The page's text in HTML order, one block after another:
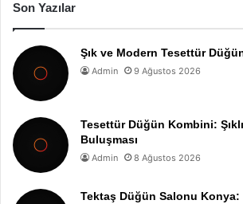
Son Yazılar
Şık ve Modern Tesettür
Admin 9 Ağustos 2026
Tesettür Düğün Kombini:
Buluşması
Admin 8 Ağustos 2026
Tektaş Düğün Salonu Konya: